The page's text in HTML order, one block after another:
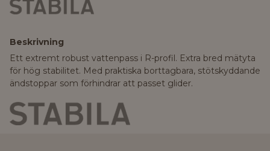
Beskrivning
Ett extremt robust vattenpass i R-profil. Extra bred mätyta
för hög stabilitet. Med praktiska borttagbara, stötskyddande
ändstoppar som förhindrar att passet glider.